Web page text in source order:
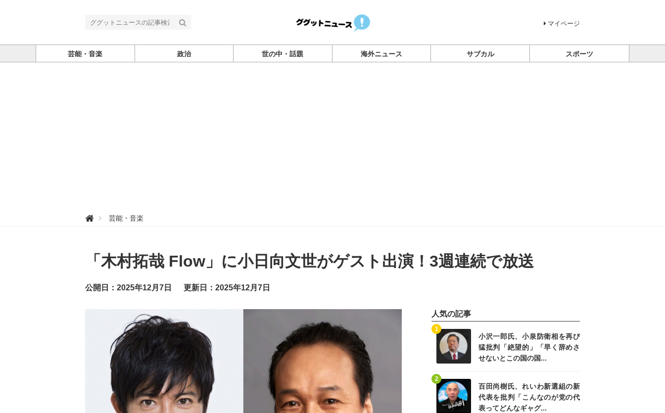
マイページ
芸能・音楽 政治 世の中・話題 海外ニュース サブカル スポーツ
グ
ュ
芸能・音楽
「木村拓哉 Flow」に小日向文世がゲスト出演！3週連続で放送
公開日：2025年12月7日 更新日：2025年12月7日
人気の記事
小沢一郎氏、小泉防衛相を再び
猛批判「絶望的」「早く辞めさ
せないとこの国の国...
1
百田尚樹氏、れいわ新選組の新
代表を批判「こんなのが党の代
表ってどんなギャグ...
2